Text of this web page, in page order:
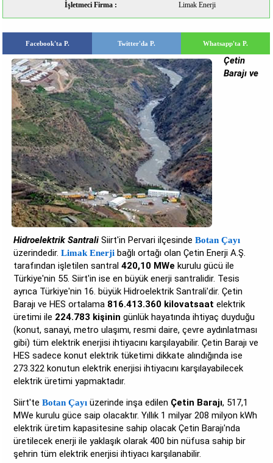
İşletmeci Firma : Limak Enerji
Facebook'ta P. Twitter'da P. Whatsapp'ta P.
Çetin
Barajı ve
Hidroelektrik Santrali Siirt'in Pervari ilçesindeBotan Çayı
üzerindedir.Limak Enerji bağlı ortağı olan Çetin Enerji A.Ş.
tarafından işletilen santral420,10 MWe kurulu gücü ile
Türkiye'nin 55. Siirt'in ise en büyük enerji santralidir. Tesis
ayrıca Türkiye'nin 16. büyük Hidroelektrik Santrali'dir. Çetin
Barajı ve HES ortalama 816.413.360 kilovatsaat elektrik
üretimi ile 224.783 kişinin günlük hayatında ihtiyaç duyduğu
(konut, sanayi, metro ulaşımı, resmi daire, çevre aydınlatması
gibi) tüm elektrik enerjisi ihtiyacını karşılayabilir. Çetin Barajı ve
HES sadece konut elektrik tüketimi dikkate alındığında ise
273.322 konutun elektrik enerjisi ihtiyacını karşılayabilecek
elektrik üretimi yapmaktadır.
Siirt'teBotan Çayı üzerinde inşa edilen Çetin Barajı, 517,1
MWe kurulu güce saip olacaktır. Yıllık 1 milyar 208 milyon kWh
elektrik üretim kapasitesine sahip olacak Çetin Barajı'nda
üretilecek enerji ile yaklaşık olarak 400 bin nüfusa sahip bir
şehrin tüm elektrik enerjisi ihtiyacı karşılanabilir.